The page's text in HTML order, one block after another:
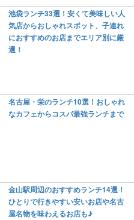
池袋ランチ33選！安くて美味しい人
気店からおしゃれスポット、子連れ
におすすめのお店までエリア別に厳
選！
名古屋・栄のランチ10選！おしゃれ
なカフェからコスパ最強ランチまで
金山駅周辺のおすすめランチ14選！
ひとりで行きやすい安いお店や名古
屋名物を味わえるお店も♪